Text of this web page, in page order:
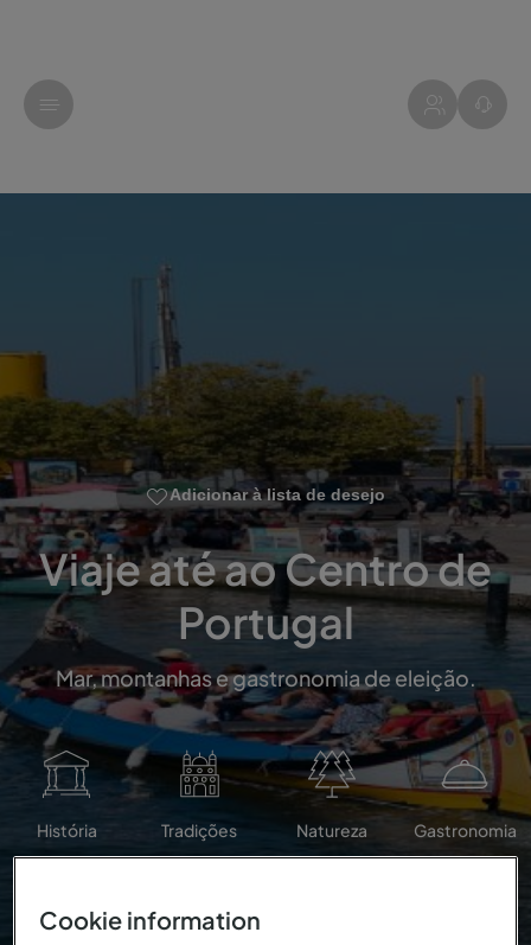
Adicionar à lista de desejo
Viaje até ao Centro de
Portugal
Mar, montanhas e gastronomia de eleição.
História Tradições Natureza Gastronomia
Cookie information